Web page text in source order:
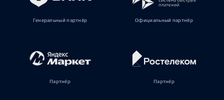
Генеральный партнёр Официальный партнёр
Партнёр Партнёр